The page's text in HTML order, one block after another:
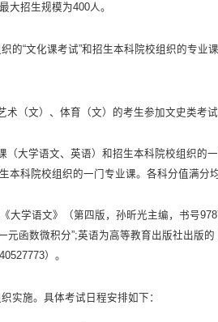
大招生规模为400人。
“文化课考试”和招生本科院校组织的专业课
术（文）、体育（文）的考生参加文史类考
（大学语文、英语）和招生本科院校组织的
本科院校组织的一门专业课。各科分值满分
大学语文》（第四版，孙昕光主编，书号
函数微积分”;英语为高等教育出版社出版的
）。
实施。具体考试日程安排如下：